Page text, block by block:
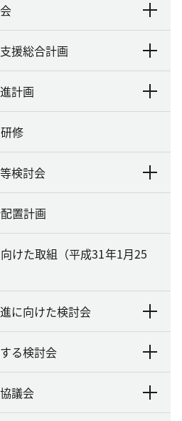
援総合計画
計画
修
検討会
置計画
けた取組（平成31年1月25
に向けた検討会
る検討会
議会